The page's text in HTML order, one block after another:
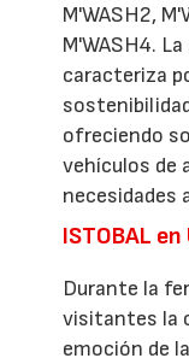
M'WASH2,
M'WASH4.
caracteriza
ofreciendo
vehículos de
necesidades
ISTOBAL
Durante la
visitantes la
emoción de